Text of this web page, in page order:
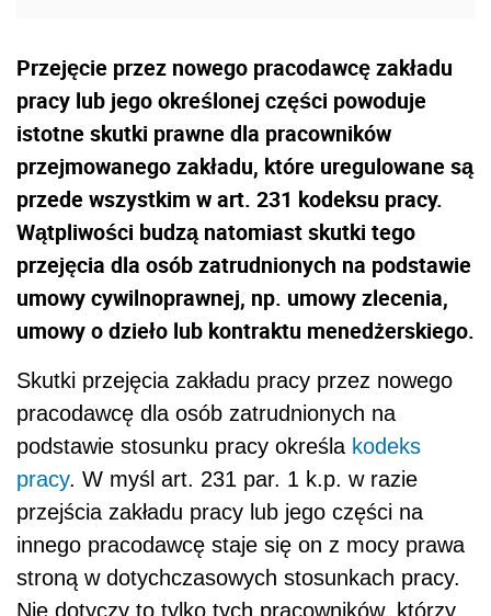
Przejęcie przez nowego pracodawcę zakładu
pracy lub jego określonej części powoduje
istotne skutki prawne dla pracowników
przejmowanego zakładu, które uregulowane są
przede wszystkim w art. 231 kodeksu pracy.
Wątpliwości budzą natomiast skutki tego
przejęcia dla osób zatrudnionych na podstawie
umowy cywilnoprawnej, np. umowy zlecenia,
umowy o dzieło lub kontraktu menedżerskiego.
Skutki przejęcia zakładu pracy przez nowego
pracodawcę dla osób zatrudnionych na
podstawie stosunku pracy określa kodeks
pracy. W myśl art. 231 par. 1 k.p. w razie
przejścia zakładu pracy lub jego części na
innego pracodawcę staje się on z mocy prawa
stroną w dotychczasowych stosunkach pracy.
Nie dotyczy to tylko tych pracowników, którzy